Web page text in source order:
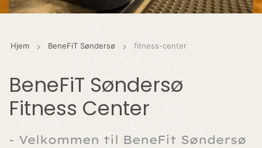
Hjem BeneFiT Søndersø fitness-center
BeneFiT Søndersø
Fitness Center
- Velkommen til BeneFit Søndersø